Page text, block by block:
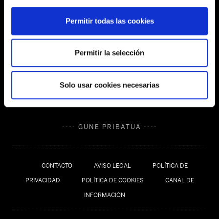
Permitir todas las cookies
Permitir la selección
Solo usar cookies necesarias
CONTACTO AVISO LEGAL POLÍTICA DE
PRIVACIDAD POLÍTICA DE COOKIES CANAL DE
INFORMACIÓN
SEDES
---- GUNE PRIBATUA ----